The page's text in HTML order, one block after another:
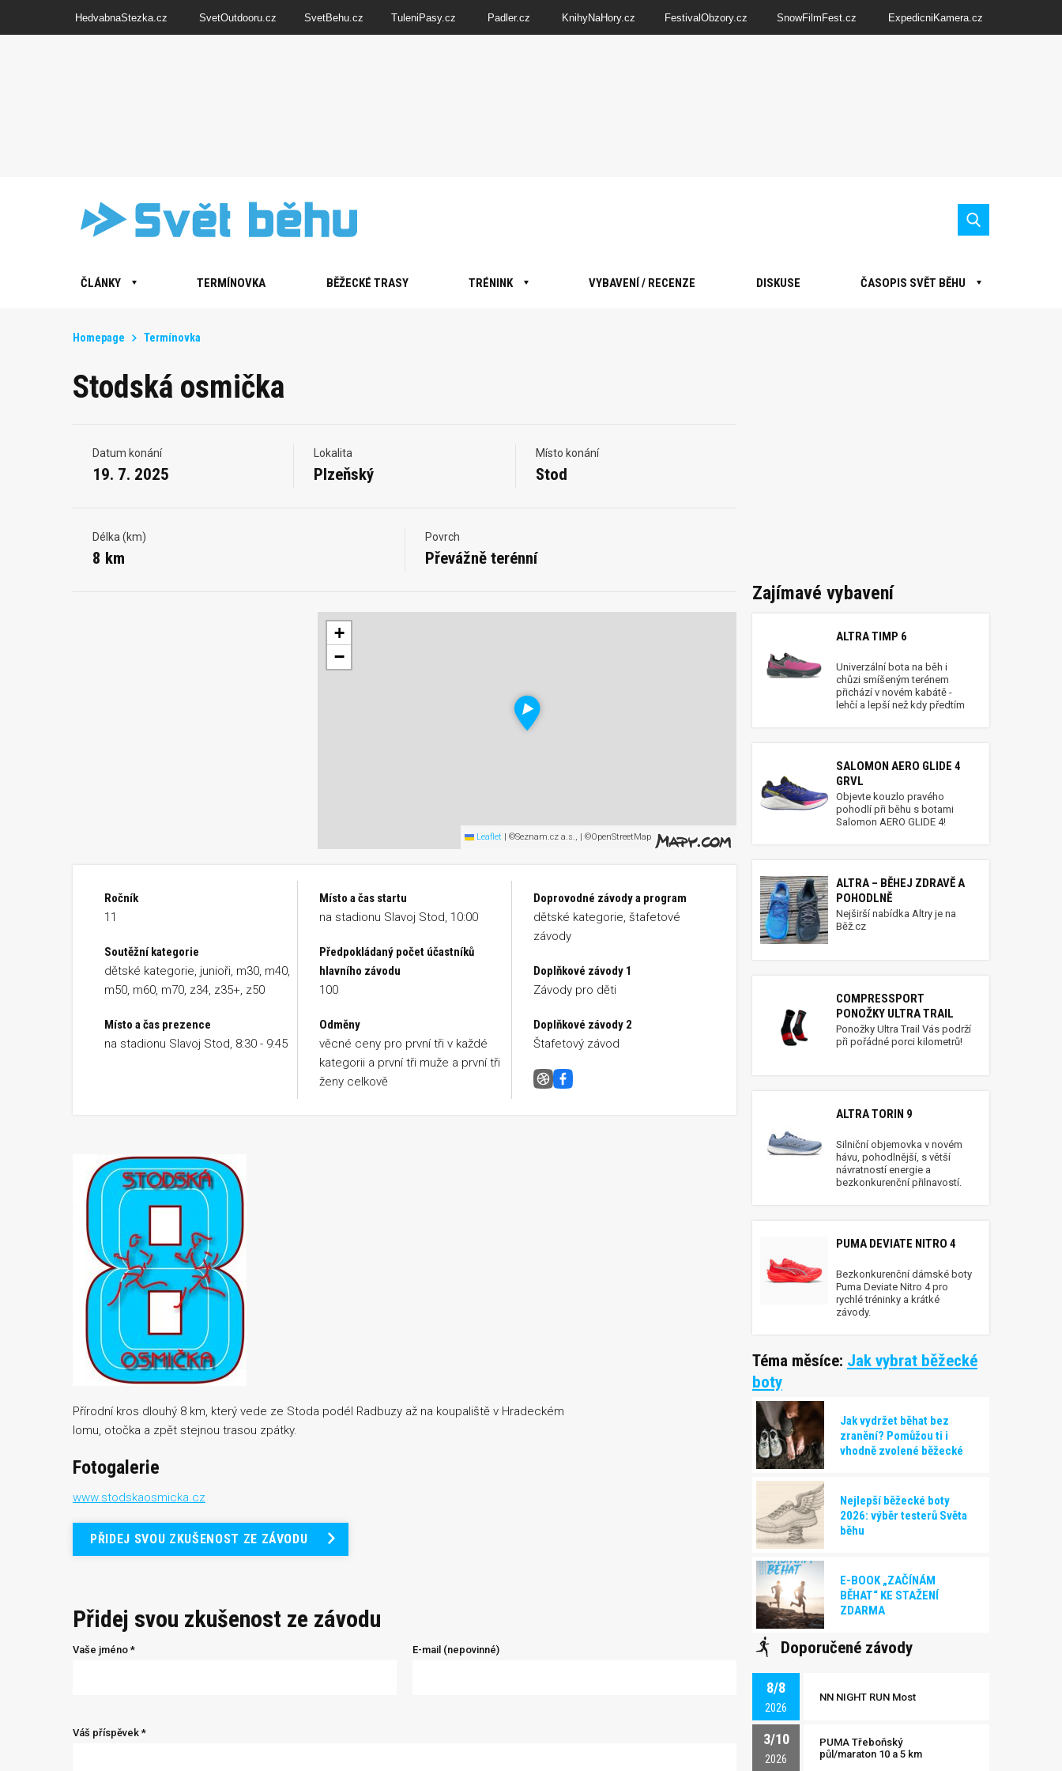
HedvabnaStezka.cz SvetOutdooru.cz SvetBehu.cz TuleniPasy.cz Padler.cz KnihyNaHory.cz FestivalObzory.cz SnowFilmFest.cz ExpedicniKamera.cz
ČLÁNKY TERMÍNOVKA BĚŽECKÉ TRASY TRÉNINK VYBAVENÍ / RECENZE DISKUSE ČASOPIS SVĚT BĚHU
Homepage Termínovka
Stodská osmička
Datum konání
19. 7. 2025
Lokalita
Plzeňský
Místo konání
Stod
Délka (km)
8 km
Povrch
Převážně terénní
+
−
Leaflet | ©Seznam.cz a.s., | ©OpenStreetMap
Ročník
11
Soutěžní kategorie
dětské kategorie, junioři, m30, m40,
m50, m60, m70, z34, z35+, z50
Místo a čas prezence
na stadionu Slavoj Stod, 8:30 - 9:45
Místo a čas startu
na stadionu Slavoj Stod, 10:00
Předpokládaný počet účastníků
hlavního závodu
100
Odměny
věcné ceny pro první tři v každé
kategorii a první tři muže a první tři
ženy celkově
Doprovodné závody a program
dětské kategorie, štafetové
závody
Doplňkové závody 1
Závody pro děti
Doplňkové závody 2
Štafetový závod
Stodská osmička
Facebook
Přírodní kros dlouhý 8 km, který vede ze Stoda podél Radbuzy až na koupaliště v Hradeckém
lomu, otočka a zpět stejnou trasou zpátky.
Fotogalerie
www.stodskaosmicka.cz
PŘIDEJ SVOU ZKUŠENOST ZE ZÁVODU
Přidej svou zkušenost ze závodu
Vaše jméno * E-mail (nepovinné)
Váš příspěvek *
Zajímavé vybavení
ALTRA TIMP 6
Univerzální bota na běh i
chůzi smíšeným terénem
přichází v novém kabátě -
lehčí a lepší než kdy předtím
SALOMON AERO GLIDE 4
GRVL
Objevte kouzlo pravého
pohodlí při běhu s botami
Salomon AERO GLIDE 4!
ALTRA – BĚHEJ ZDRAVĚ A
POHODLNĚ
Nejširší nabídka Altry je na
Běž.cz
COMPRESSPORT
PONOŽKY ULTRA TRAIL
Ponožky Ultra Trail Vás podrží
při pořádné porci kilometrů!
ALTRA TORIN 9
Silniční objemovka v novém
hávu, pohodlnější, s větší
návratností energie a
bezkonkurenční přilnavostí.
PUMA DEVIATE NITRO 4
Bezkonkurenční dámské boty
Puma Deviate Nitro 4 pro
rychlé tréninky a krátké
závody.
Téma měsíce: Jak vybrat běžecké
boty
Jak vydržet běhat bez
zranění? Pomůžou ti i
vhodně zvolené běžecké
Nejlepší běžecké boty
2026: výběr testerů Světa
běhu
E-BOOK „ZAČÍNÁM
BĚHAT“ KE STAŽENÍ
ZDARMA
Doporučené závody
8/8
2026
NN NIGHT RUN Most
3/10
2026
PUMA Třeboňský
půl/maraton 10 a 5 km